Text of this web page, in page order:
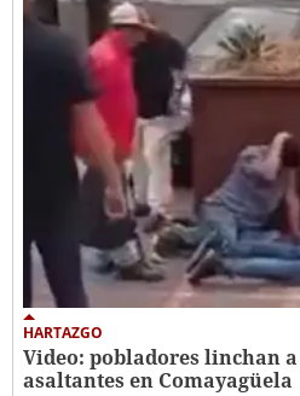
HARTAZGO
Video: pobladores linchan
asaltantes en Comayagüela